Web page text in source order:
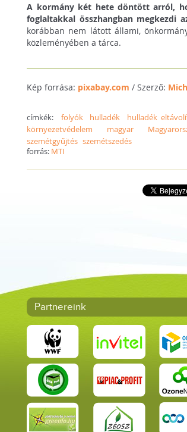
A kormány két hete döntött arról,
foglaltakkal összhangban megkezdi
korábban nem látott állami,
közleményében a tárca.
Kép forrása: pixabay.com / Szerző:
címkék: folyók hulladék hulladék
környezetvédelem
magyar
szemétgyűjtés szemétszedés
forrás: MTI
Partnereink